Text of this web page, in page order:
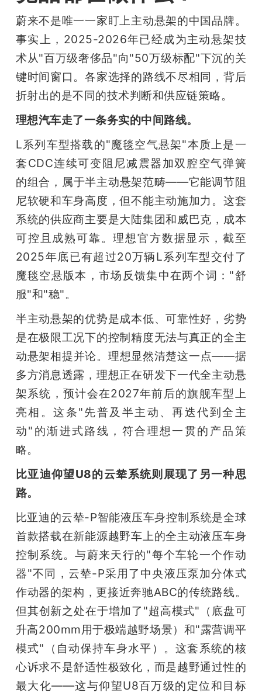
蔚来不是唯一一家盯上主动悬架的中国品牌。
事实上，2025-2026年已经成为主动悬架技
术从"百万级奢侈品"向"50万级标配"下沉的关
键时间窗口。各家选择的路线不尽相同，背后
折射出的是不同的技术判断和供应链策略。
理想汽车走了一条务实的中间路线。
L系列车型搭载的"魔毯空气悬架"本质上是一
套CDC连续可变阻尼减震器加双腔空气弹簧
的组合，属于半主动悬架范畴——它能调节阻
尼软硬和车身高度，但不能主动施加力。这套
系统的供应商主要是大陆集团和威巴克，成本
可控且成熟可靠。理想官方数据显示，截至
2025年底已有超过20万辆L系列车型交付了
魔毯空悬版本，市场反馈集中在两个词："舒
服"和"稳"。
半主动悬架的优势是成本低、可靠性好，劣势
是在极限工况下的控制精度无法与真正的全主
动悬架相提并论。理想显然清楚这一点——据
多方消息透露，理想正在研发下一代全主动悬
架系统，预计会在2027年前后的旗舰车型上
亮相。这条"先普及半主动、再迭代到全主
动"的渐进式路线，符合理想一贯的产品策
略。
比亚迪仰望U8的云辇系统则展现了另一种思
路。
比亚迪的云辇-P智能液压车身控制系统是全球
首款搭载在新能源越野车上的全主动液压车身
控制系统。与蔚来天行的"每个车轮一个作动
器"不同，云辇-P采用了中央液压泵加分体式
作动器的架构，更接近奔驰ABC的传统路线。
但其创新之处在于增加了"超高模式"（底盘可
升高200mm用于极端越野场景）和"露营调平
模式"（自动保持车身水平）。这套系统的核
心诉求不是舒适性极致化，而是越野通过性的
最大化——这与仰望U8百万级的定位和目标